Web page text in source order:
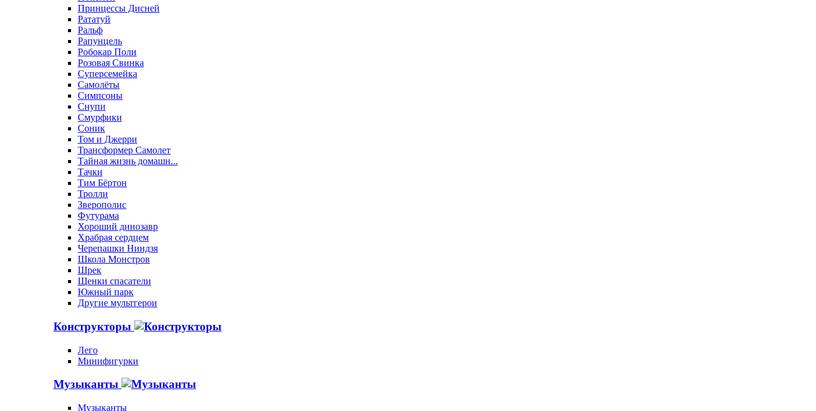
Принцессы Дисней
Рататуй
Ральф
Рапунцель
Робокар Поли
Розовая Свинка
Суперсемейка
Самолёты
Симпсоны
Снупи
Смурфики
Соник
Том и Джерри
Трансформер Самолет
Тайная жизнь домашн...
Тачки
Тим Бёртон
Тролли
Зверополис
Футурама
Хороший динозавр
Храбрая сердцем
Черепашки Ниндзя
Школа Монстров
Шрек
Щенки спасатели
Южный парк
Другие мультгерои
Конструкторы
Лего
Минифигурки
Музыканты
Музыканты